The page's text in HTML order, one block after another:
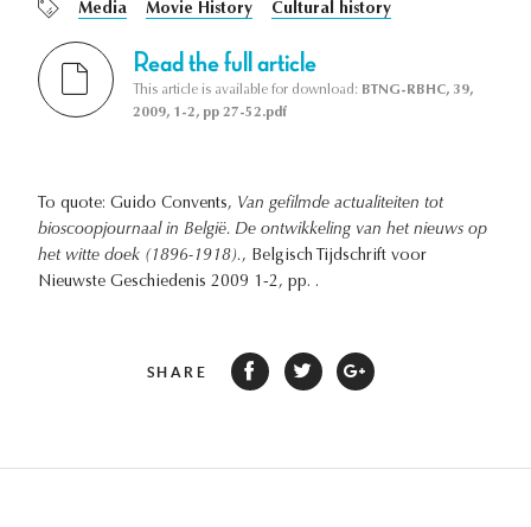
Media
Movie History Cultural history
Read the full article
This article is available for download: BTNG-RBHC, 39,
2009, 1-2, pp 27-52.pdf
To quote: Guido Convents, Van gefilmde actualiteiten tot
bioscoopjournaal in België. De ontwikkeling van het nieuws op
het witte doek (1896-1918)., Belgisch Tijdschrift voor
Nieuwste Geschiedenis 2009 1-2, pp. .
SHARE